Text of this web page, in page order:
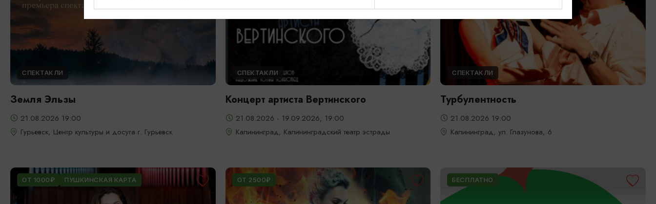
СПЕКТАКЛИ
Земля Эльзы
21.08.2026 19:00
Гурьевск, Центр культуры и досуга г. Гурьевск
СПЕКТАКЛИ
Концерт артиста Вертинского
21.08.2026 - 19.09.2026, 19:00
Калининград, Калининградский театр эстрады
СПЕКТАКЛИ
Турбулентность
21.08.2026 19:00
Калининград, ул. Глазунова, 6
ОТ 1000₽ ПУШКИНСКАЯ КАРТА ОТ 2500₽ БЕСПЛАТНО